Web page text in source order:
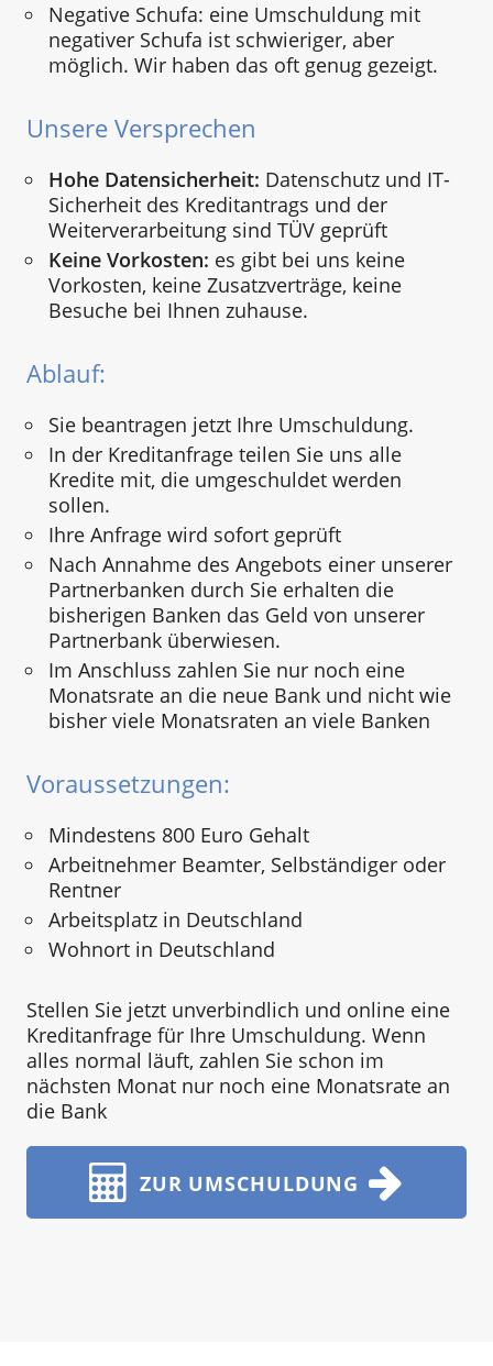
Negative Schufa: eine Umschuldung mit
negativer Schufa ist schwieriger, aber
möglich. Wir haben das oft genug gezeigt.
Unsere Versprechen
Hohe Datensicherheit: Datenschutz und IT-
Sicherheit des Kreditantrags und der
Weiterverarbeitung sind TÜV geprüft
Keine Vorkosten: es gibt bei uns keine
Vorkosten, keine Zusatzverträge, keine
Besuche bei Ihnen zuhause.
Ablauf:
Sie beantragen jetzt Ihre Umschuldung.
In der Kreditanfrage teilen Sie uns alle
Kredite mit, die umgeschuldet werden
sollen.
Ihre Anfrage wird sofort geprüft
Nach Annahme des Angebots einer unserer
Partnerbanken durch Sie erhalten die
bisherigen Banken das Geld von unserer
Partnerbank überwiesen.
Im Anschluss zahlen Sie nur noch eine
Monatsrate an die neue Bank und nicht wie
bisher viele Monatsraten an viele Banken
Voraussetzungen:
Mindestens 800 Euro Gehalt
Arbeitnehmer Beamter, Selbständiger oder
Rentner
Arbeitsplatz in Deutschland
Wohnort in Deutschland
Stellen Sie jetzt unverbindlich und online eine
Kreditanfrage für Ihre Umschuldung. Wenn
alles normal läuft, zahlen Sie schon im
nächsten Monat nur noch eine Monatsrate an
die Bank
ZUR UMSCHULDUNG